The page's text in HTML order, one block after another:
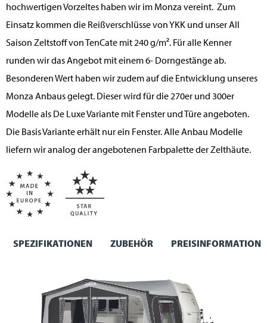
hochwertigen Vorzeltes haben wir im Monza vereint. Zum
Einsatz kommen die Reißverschlüsse von YKK und unser All
Saison Zeltstoff von TenCate mit 240 g/m². Für alle Kenner
runden wir das Angebot mit einem 6- Dorngestänge ab.
Besonderen Wert haben wir zudem auf die Entwicklung unseres
Monza Anbaus gelegt. Dieser wird für die 270er und 300er
Modelle als De Luxe Variante mit Fenster und Türe angeboten.
Die Basis Variante erhält nur ein Fenster. Alle Anbau Modelle
liefern wir analog der angebotenen Farbpalette der Zelthäute.
SPEZIFIKATIONEN ZUBEHÖR PREISINFORMATION